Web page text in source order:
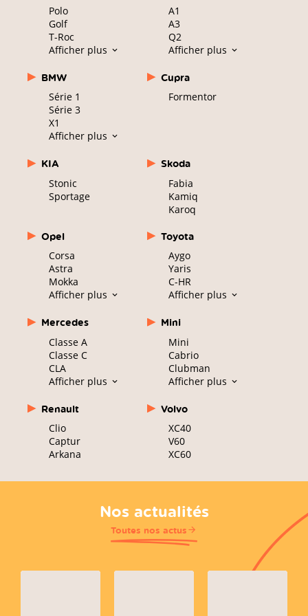
Polo
Golf
T-Roc
Afficher plus
A1
A3
Q2
Afficher plus
BMW
Série 1
Série 3
X1
Afficher plus
Cupra
Formentor
KIA
Stonic
Sportage
Skoda
Fabia
Kamiq
Karoq
Opel
Corsa
Astra
Mokka
Afficher plus
Toyota
Aygo
Yaris
C-HR
Afficher plus
Mercedes
Classe A
Classe C
CLA
Afficher plus
Mini
Mini
Cabrio
Clubman
Afficher plus
Renault
Clio
Captur
Arkana
Volvo
XC40
V60
XC60
Nos actualités
Toutes nos actus